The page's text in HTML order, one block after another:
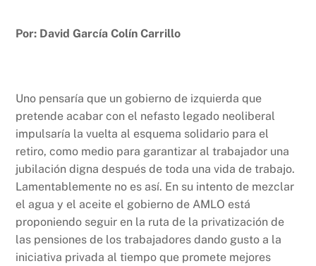
e
o
k
s
p
y
k
Por: David García Colín Carrillo
Uno pensaría que un gobierno de izquierda que
pretende acabar con el nefasto legado neoliberal
impulsaría la vuelta al esquema solidario para el
retiro, como medio para garantizar al trabajador una
jubilación digna después de toda una vida de trabajo.
Lamentablemente no es así. En su intento de mezclar
el agua y el aceite el gobierno de AMLO está
proponiendo seguir en la ruta de la privatización de
las pensiones de los trabajadores dando gusto a la
iniciativa privada al tiempo que promete mejores